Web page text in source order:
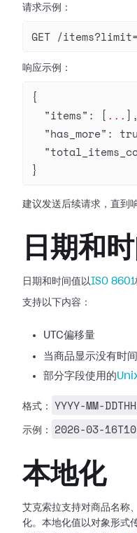
请求示例：
GET /
响应示例：
{
  "items"
: [ ... ],
  "has_more"
:
}
建议发送后续请求，直到
日期和
日期和时间值以ISO 8601
支持以下内容：
UTC偏移量
当商品显示没有时
部分字段使用的
格式： YYYY-MM-
示例： 2026-03-
本地化
艾克索拉支持对商品名称
化。本地化值以对象形式